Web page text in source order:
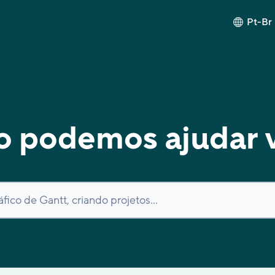
Pt-Br
podemos ajudar